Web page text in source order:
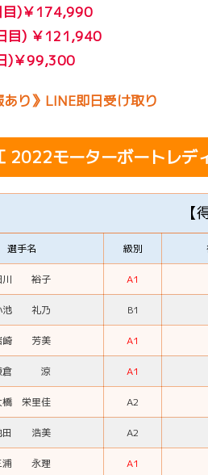
目)￥174,990
目) ￥121,940
)￥99,300
あり》LINE即日受け取り
2022モーターボートレデ
【
選手名 級別
川 裕子 A1
池 礼乃 B1
崎 芳美 A1
倉 涼 A1
橋 栄里佳 A2
田 浩美 A2
浦 永理 A1